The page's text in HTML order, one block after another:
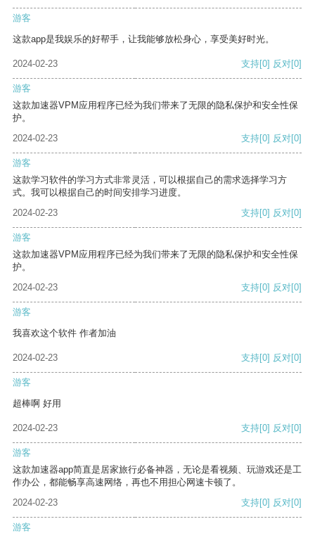
游客
这款app是我娱乐的好帮手，让我能够放松身心，享受美好时光。
2024-02-23 支持[0] 反对[0]
游客
这款加速器VPM应用程序已经为我们带来了无限的隐私保护和安全性保
护。
2024-02-23
支持[0] 反对[0]
游客
这款学习软件的学习方式非常灵活，可以根据自己的需求选择学习方
式。我可以根据自己的时间安排学习进度。
2024-02-23
支持[0] 反对[0]
游客
这款加速器VPM应用程序已经为我们带来了无限的隐私保护和安全性保
护。
2024-02-23
支持[0] 反对[0]
游客
我喜欢这个软件 作者加油
2024-02-23 支持[0] 反对[0]
游客
超棒啊 好用
2024-02-23 支持[0] 反对[0]
游客
这款加速器app简直是居家旅行必备神器，无论是看视频、玩游戏还是工
作办公，都能畅享高速网络，再也不用担心网速卡顿了。
2024-02-23
支持[0] 反对[0]
游客